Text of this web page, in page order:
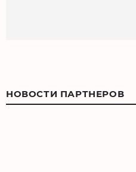
НОВОСТИ ПАРТНЕРОВ